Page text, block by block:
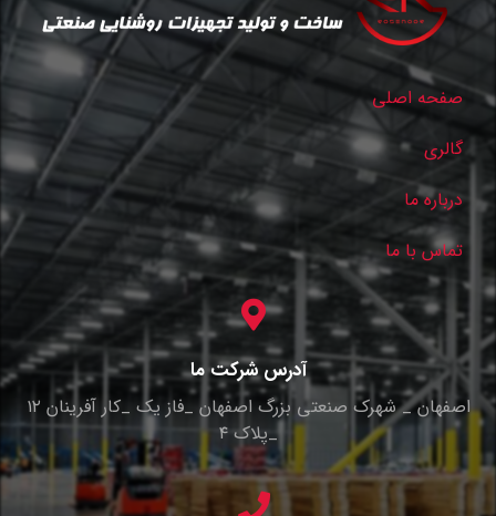
صفحه اصلی
گالری
درباره ما
تماس با ما
آدرس شرکت ما
اصفهان _ شهرک صنعتی بزرگ اصفهان _فاز یک _کار آفرینان ۱۲
_پلاک ۴